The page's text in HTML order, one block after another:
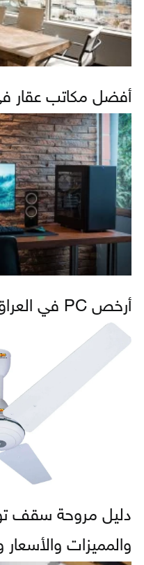
أفضل مكاتب عقار
أرخص PC في العراق
دليل مروحة سقف
والمميزات والأسعار